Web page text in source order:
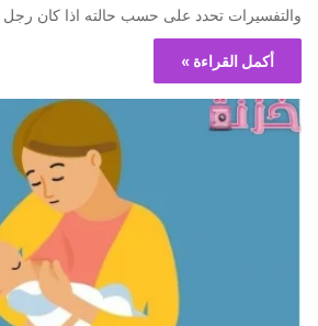
والتفسيرات تحدد على حسب حالته اذا كان
أكمل القراءة »